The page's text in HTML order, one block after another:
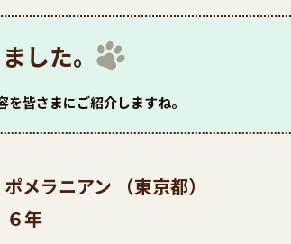
した。
皆さまにご紹介しますね。
メラニアン （東京都）
６年